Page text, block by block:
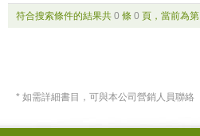
符合搜索條件的結果共 0 條 0 頁，當前為第
* 如需詳細書目，可與本公司營銷人員聯絡